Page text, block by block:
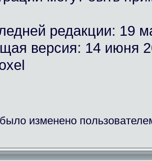
редакции: 19
версия: 14 июня
изменено